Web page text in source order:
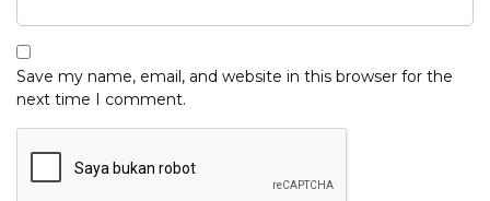
Save my name, email, and website in this browser for the
next time I comment.